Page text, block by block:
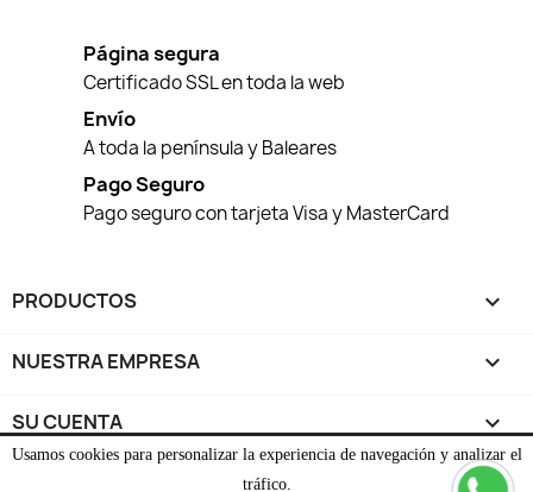
Usamos cookies para personalizar la experiencia de navegación y analizar el
tráfico.
Página segura
Certificado SSL en toda la web
Envío
A toda la península y Baleares
Pago Seguro
Pago seguro con tarjeta Visa y MasterCard
PRODUCTOS 
NUESTRA EMPRESA 
SU CUENTA 
INFORMACIÓN DE LA WEB keyboard_arrow_down